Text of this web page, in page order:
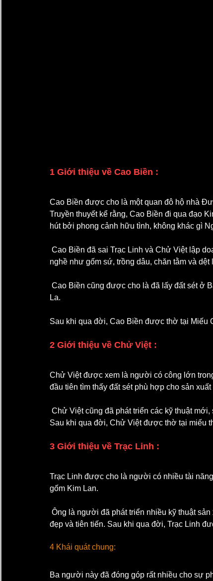
1 Giới thiệu về Cao Biền :
Cao Biền được cho là một quan đô hộ nhà
Truyền thuyết kể rằng, Cao Biền đi qua đạo
hút bởi phong cảnh hữu tình, không khác gì
nghề như gốm sứ, trồng dâu, chăn tằm và dệt
La.
Sau khi qua đời, Cao Biền được thờ tại Miếu
2 Giới thiệu về Chử Việt :
Chử Việt được xem là người có công lớn
đầu tiên tìm thấy đất sét phù hợp cho sản
Sau khi qua đời, Chử Việt được thờ tại miếu
3 Giới thiệu về Trạc Linh :
Trạc Linh được cho là người có nhiều tài
gốm Kim Lan.
đẹp và tiên tiến. Sau khi qua đời, Trạc Linh
4 Khái quát chung:
Ba người này đã đóng góp rất nhiều cho sự